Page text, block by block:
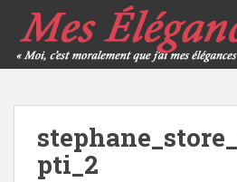
pti_2